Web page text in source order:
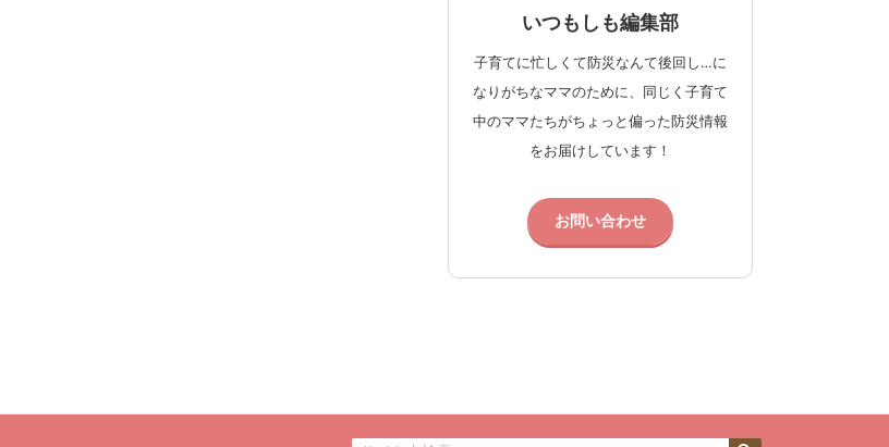
いつもしも編集部
子育てに忙しくて防災なんて後回し…に
なりがちなママのために、同じく子育て
中のママたちがちょっと偏った防災情報
をお届けしています！
お問い合わせ